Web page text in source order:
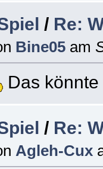
/ Re:
Bine05 am
Das
/ Re:
Agleh-Cux